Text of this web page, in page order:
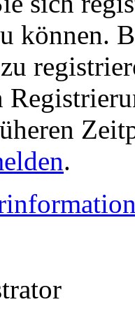
können.
.